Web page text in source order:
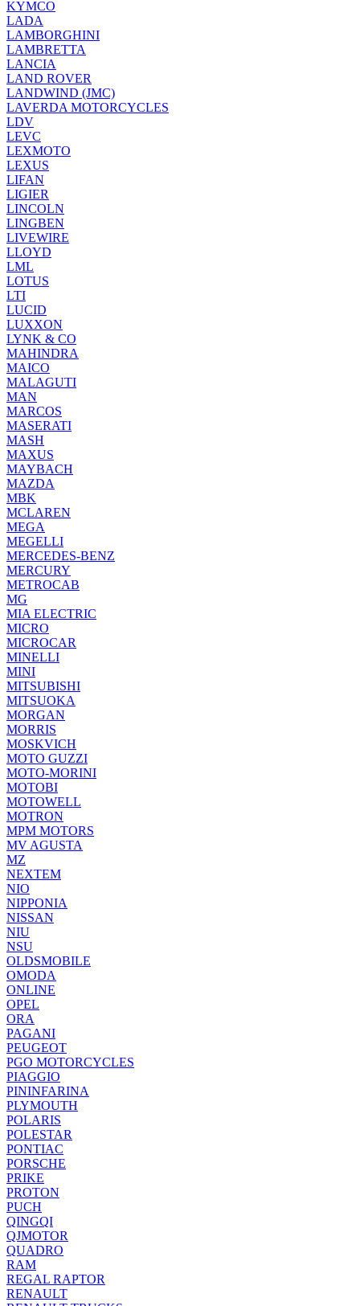
KYMCO
LADA
LAMBORGHINI
LAMBRETTA
LANCIA
LAND ROVER
LANDWIND (JMC)
LAVERDA MOTORCYCLES
LDV
LEVC
LEXMOTO
LEXUS
LIFAN
LIGIER
LINCOLN
LINGBEN
LIVEWIRE
LLOYD
LML
LOTUS
LTI
LUCID
LUXXON
LYNK & CO
MAHINDRA
MAICO
MALAGUTI
MAN
MARCOS
MASERATI
MASH
MAXUS
MAYBACH
MAZDA
MBK
MCLAREN
MEGA
MEGELLI
MERCEDES-BENZ
MERCURY
METROCAB
MG
MIA ELECTRIC
MICRO
MICROCAR
MINELLI
MINI
MITSUBISHI
MITSUOKA
MORGAN
MORRIS
MOSKVICH
MOTO GUZZI
MOTO-MORINI
MOTOBI
MOTOWELL
MOTRON
MPM MOTORS
MV AGUSTA
MZ
NEXTEM
NIO
NIPPONIA
NISSAN
NIU
NSU
OLDSMOBILE
OMODA
ONLINE
OPEL
ORA
PAGANI
PEUGEOT
PGO MOTORCYCLES
PIAGGIO
PININFARINA
PLYMOUTH
POLARIS
POLESTAR
PONTIAC
PORSCHE
PRIKE
PROTON
PUCH
QINGQI
QJMOTOR
QUADRO
RAM
REGAL RAPTOR
RENAULT